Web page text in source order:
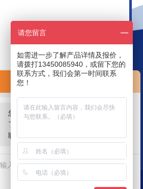
您好！欢迎前来咨询，很高兴为您
服务，请问您要咨询什么问题呢？
您好，看您停留很久了，是否找到
了需求产品，您可以直接在线与我
联系！
请您留言
如需进一步了解产品详情及报价，
请拨打13450085940，或留下您的
联系方式，我们会第一时间联系
您！